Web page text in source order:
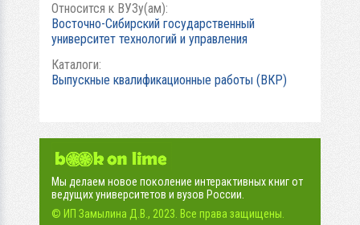
Относится к ВУЗу(ам):
Восточно-Сибирский государственный
университет технологий и управления
Каталоги:
Выпускные квалификационные работы (ВКР)
Мы делаем новое поколение интерактивных книг от
ведущих университетов и вузов России.
© ИП Замылина Д.В., 2023. Все права защищены.